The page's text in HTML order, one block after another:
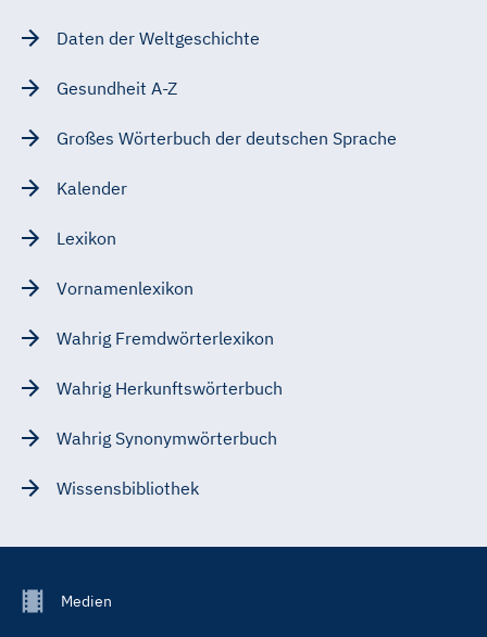
Daten der Weltgeschichte
Gesundheit A-Z
Großes Wörterbuch der deutschen Sprache
Kalender
Lexikon
Vornamenlexikon
Wahrig Fremdwörterlexikon
Wahrig Herkunftswörterbuch
Wahrig Synonymwörterbuch
Wissensbibliothek
FooterMedien